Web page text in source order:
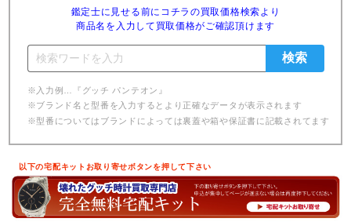
鑑定士に見せる前にコチラの買取価格検索より
商品名を入力して買取価格がご確認頂けます
※入力例…『グッチ パンテオン』
※ブランド名と型番を入力するとより正確なデータが表示されます
※型番についてはブランドによっては裏蓋や箱や保証書に記載されてます
以下の宅配キットお取り寄せボタンを押して下さい